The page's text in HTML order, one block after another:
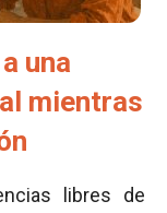
una
mientras
libres de